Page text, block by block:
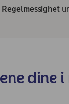
Regelmessighet
dine